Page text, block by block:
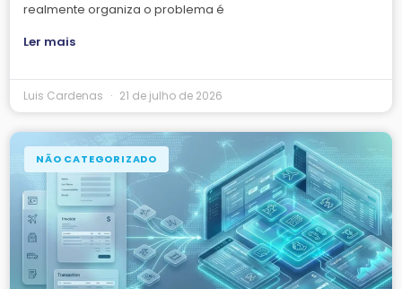
realmente organiza o problema é
Ler mais
Luis Cardenas 21 de julho de 2026
NÃO CATEGORIZADO